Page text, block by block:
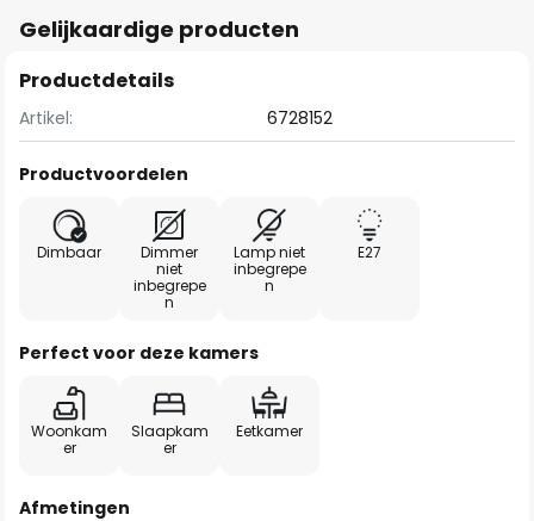
Gelijkaardige producten
Productdetails
Artikel: 6728152
Productvoordelen
Dimbaar
Dimmer
niet
inbegrepe
n
Lamp niet
inbegrepe
n
E27
Perfect voor deze kamers
Woonkam
er
Slaapkam
er
Eetkamer
Afmetingen